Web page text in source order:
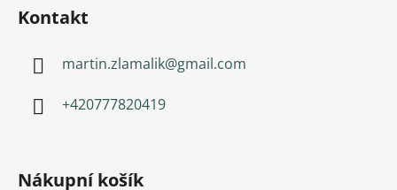
Kontakt
martin.zlamalik@gmail.com
+420777820419
Nákupní košík